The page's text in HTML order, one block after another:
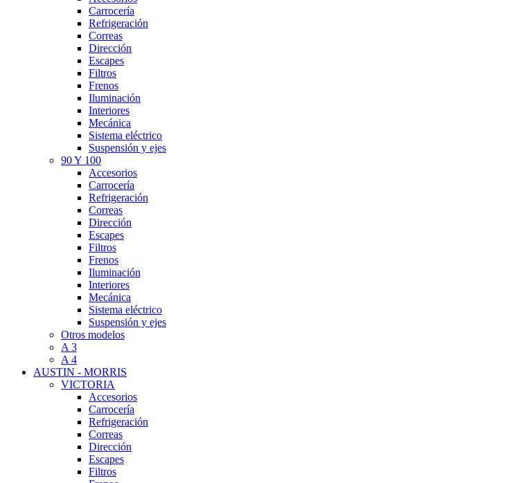
Carrocería
Refrigeración
Correas
Dirección
Escapes
Filtros
Frenos
Iluminación
Interiores
Mecánica
Sistema eléctrico
Suspensión y ejes
90 Y 100
Accesorios
Carrocería
Refrigeración
Correas
Dirección
Escapes
Filtros
Frenos
Iluminación
Interiores
Mecánica
Sistema eléctrico
Suspensión y ejes
Otros modelos
A 3
A 4
AUSTIN - MORRIS
VICTORIA
Accesorios
Carrocería
Refrigeración
Correas
Dirección
Escapes
Filtros